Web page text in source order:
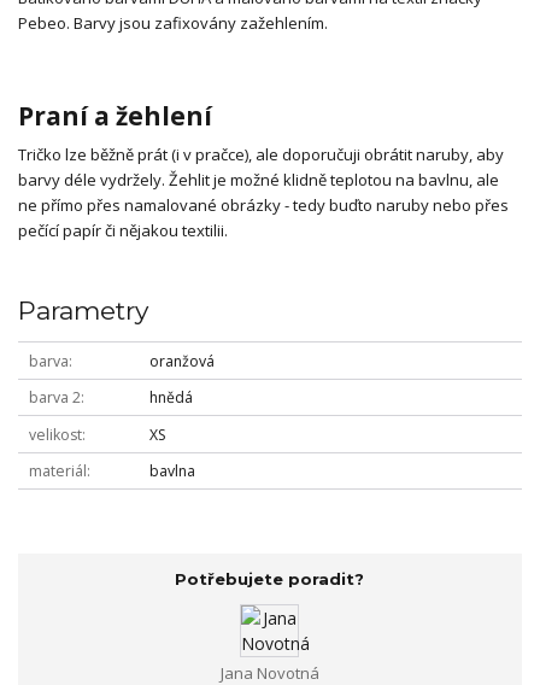
Pebeo. Barvy jsou zafixovány zažehlením.
Praní a žehlení
Tričko lze běžně prát (i v pračce), ale doporučuji obrátit naruby, aby
barvy déle vydržely. Žehlit je možné klidně teplotou na bavlnu, ale
ne přímo přes namalované obrázky - tedy buďto naruby nebo přes
pečící papír či nějakou textilii.
Parametry
barva
oranžová
barva 2
hnědá
velikost
XS
materiál
bavlna
Potřebujete poradit?
Jana Novotná